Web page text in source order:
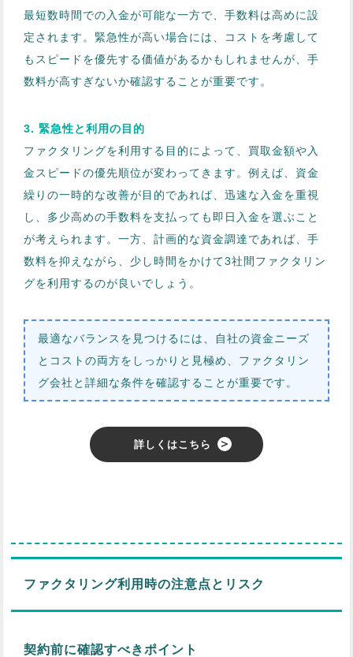
最短数時間での入金が可能な一方で、手数料は高めに設
定されます。緊急性が高い場合には、コストを考慮して
もスピードを優先する価値があるかもしれませんが、手
数料が高すぎないか確認することが重要です。
3. 緊急性と利用の目的
ファクタリングを利用する目的によって、買取金額や入
金スピードの優先順位が変わってきます。例えば、資金
繰りの一時的な改善が目的であれば、迅速な入金を重視
し、多少高めの手数料を支払っても即日入金を選ぶこと
が考えられます。一方、計画的な資金調達であれば、手
数料を抑えながら、少し時間をかけて3社間ファクタリン
グを利用するのが良いでしょう。
最適なバランスを見つけるには、自社の資金ニーズ
とコストの両方をしっかりと見極め、ファクタリン
グ会社と詳細な条件を確認することが重要です。
詳しくはこちら
ファクタリング利用時の注意点とリスク
契約前に確認すべきポイント